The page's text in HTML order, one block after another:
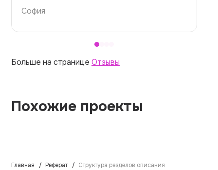
Алина
Больше на странице Отзывы
Похожие проекты
Главная Реферат
Структура разделов описания